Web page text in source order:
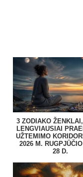
3 ZODIAKO
LENGVIAUSIAI
UŽTEMIMO
2026 M.
28 D.